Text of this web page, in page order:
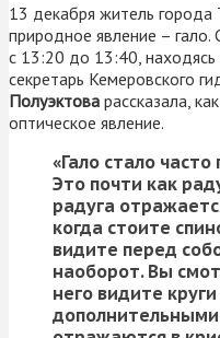
13 декабря житель
природное явление –
с 13:20 до 13:40, находясь
секретарь Кемеровского
Полуэктова рассказала,
оптическое явление.
«Гало стало часто
Это почти как
радуга
когда стоите
видите перед
наоборот. Вы
него видите